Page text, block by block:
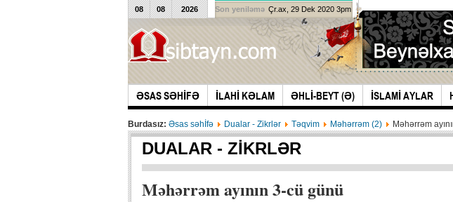
ƏSAS SƏHİFƏ İLAHİ KƏLAM ƏHLİ-BEYT (Ə) İSLAMİ AYLAR
08 08 2026 Son yeniləmə Çr.ax, 29 Dek 2020 3pm
Burdasız: Əsas səhİfə Dualar - Zikrlər Təqvim Məhərrəm (2) Məhərrəm
DUALAR - ZIKRLƏR
Məhərrəm ayının 3-cü günü